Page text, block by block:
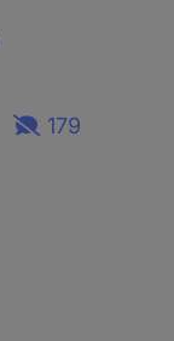
179